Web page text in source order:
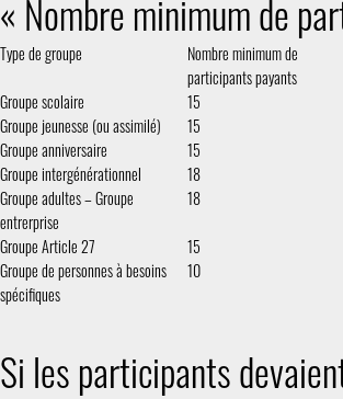
« Nombre minimum de
Type de groupe
Nombre minimum de
participants payants
Groupe scolaire
15
Groupe jeunesse (ou assimilé)
15
Groupe anniversaire
15
Groupe intergénérationnel
18
Groupe adultes – Groupe
entrerprise
18
Groupe Article 27
15
Groupe de personnes à besoins
spécifiques
10
Si les participants